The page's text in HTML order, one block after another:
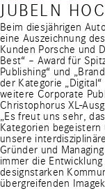
JUBELN
Beim diesjährigen
eine Auszeichnung
Kunden Porsche und
Best“ – Award für
Publishing“ und
der Kategorie
weitere Corporate
Christophorus XL-
„Es freut uns sehr,
Kategorien
unsere
Gründer und
immer die
designstarken
übergreifenden